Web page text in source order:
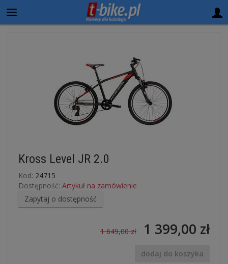
Kross Level JR 2.0
Kod: 24715
Dostępność: Artykuł na zamówienie
Zapytaj o dostępność
1 649,00 zł 1 399,00 zł
dodaj do koszyka